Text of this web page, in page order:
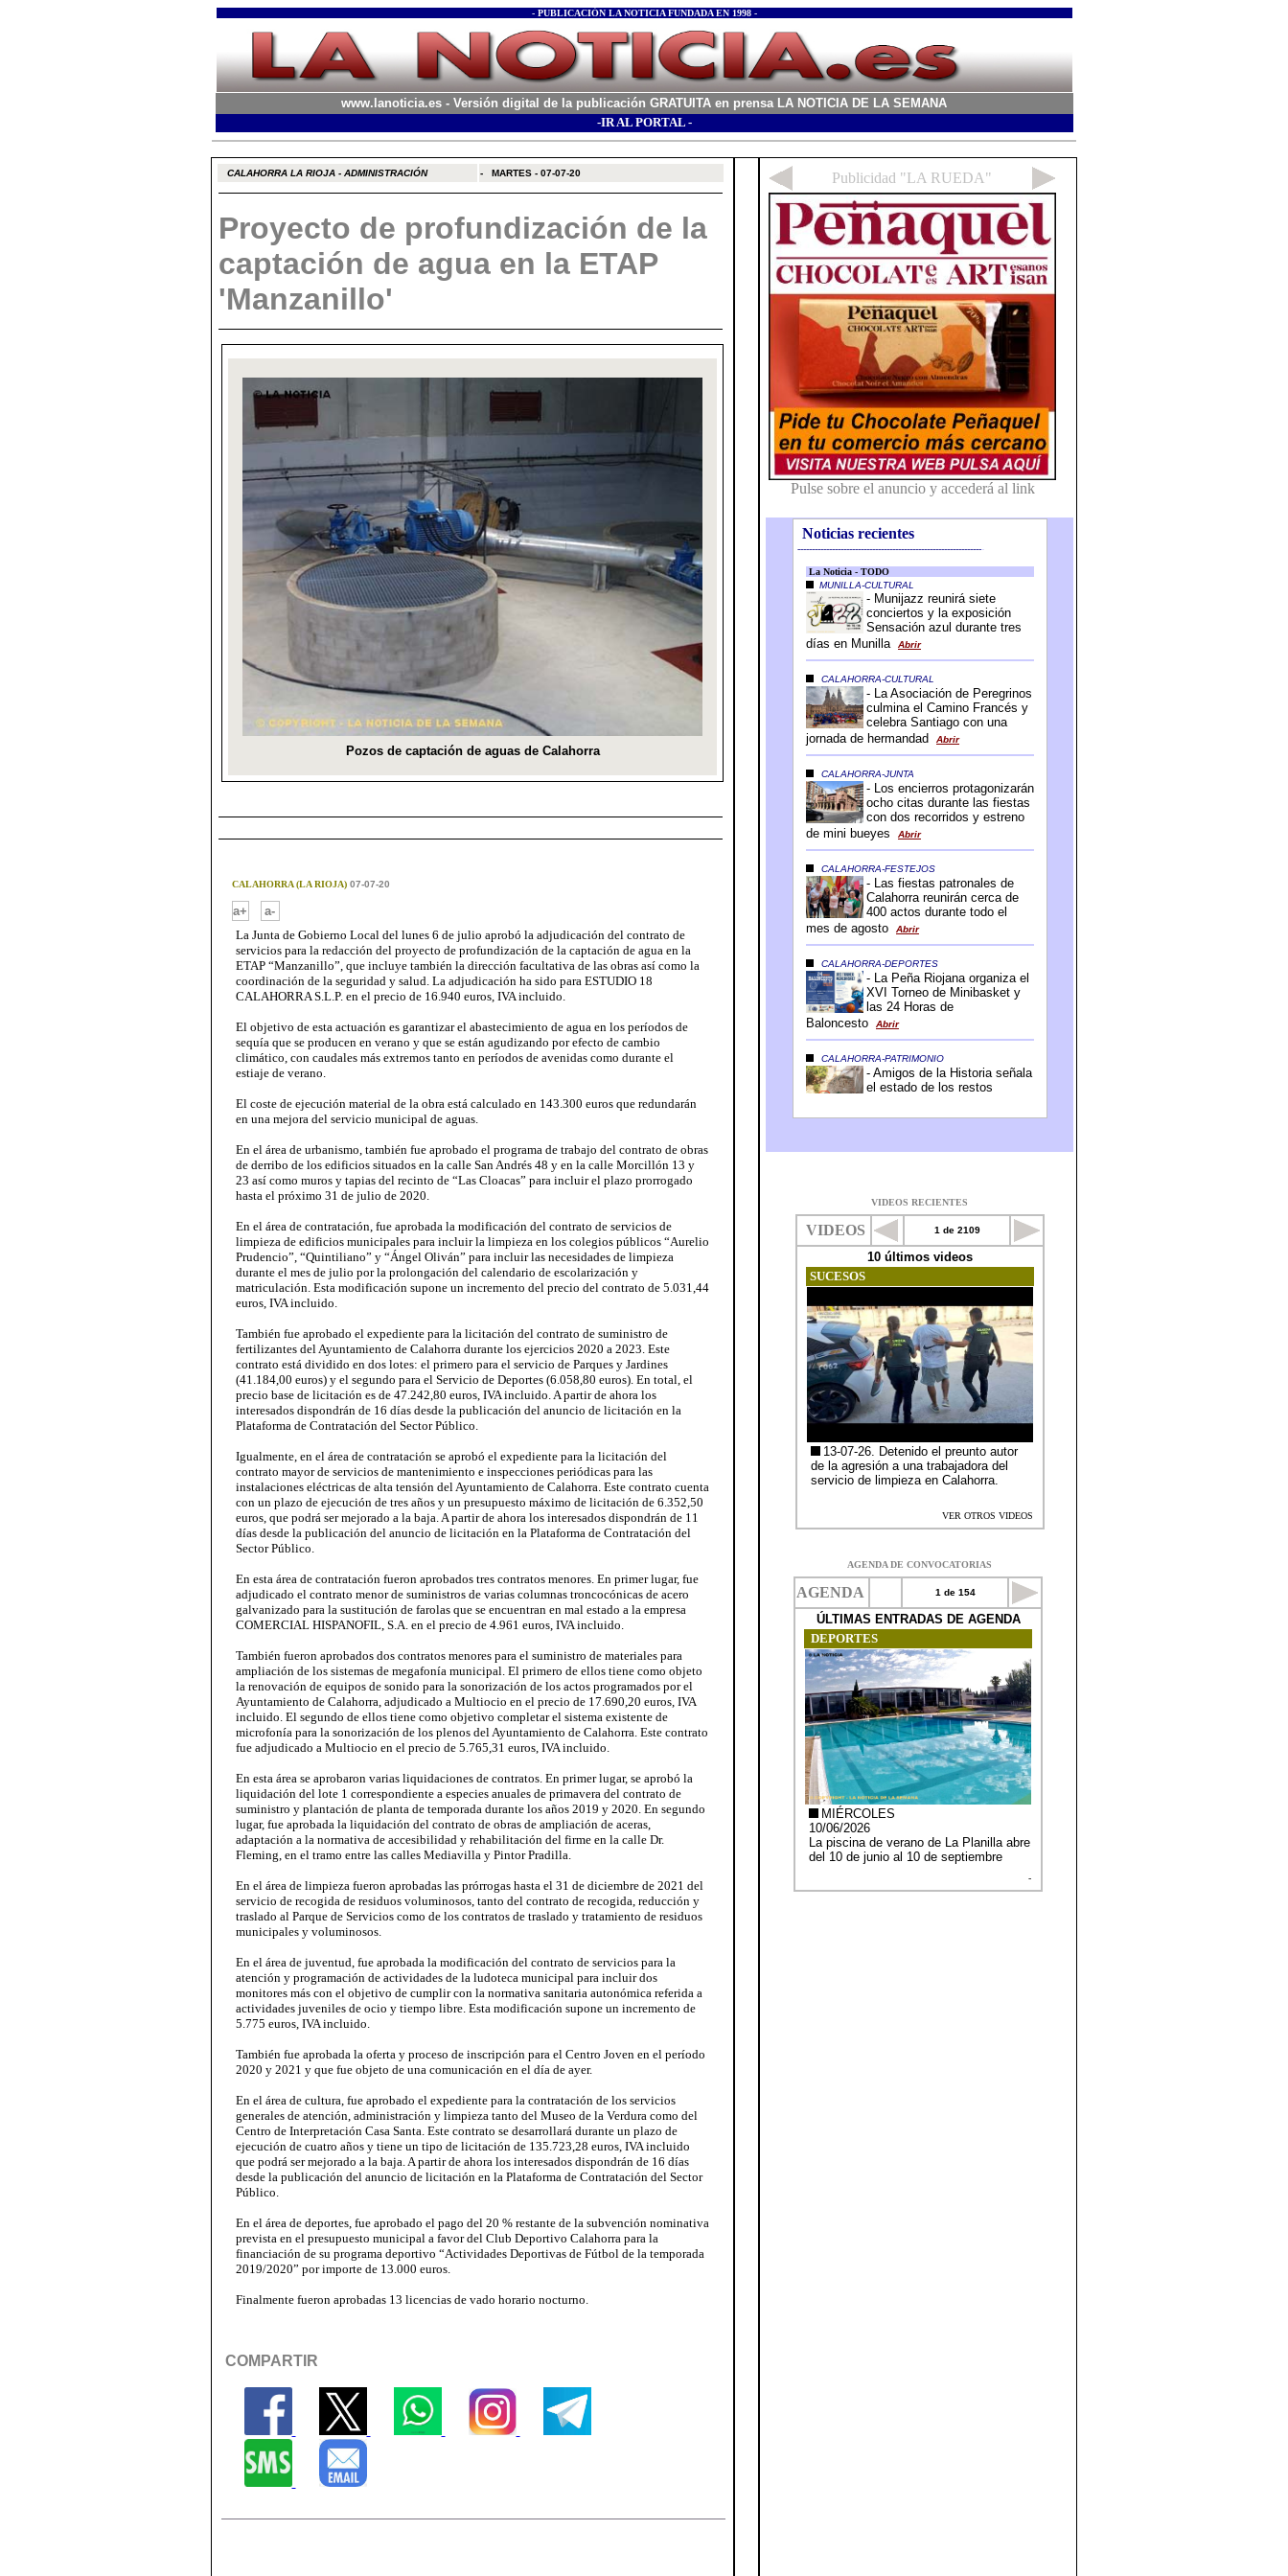
- PUBLICACIÓN LA NOTICIA FUNDADA EN 1998 -
www.lanoticia.es - Versión digital de la publicación GRATUITA en prensa LA NOTICIA DE LA SEMANA
-IR AL PORTAL -
CALAHORRA LA RIOJA - ADMINISTRACIÓN - MARTES - 07-07-20
Proyecto de profundización de la
captación de agua en la ETAP
'Manzanillo'
CALAHORRA (LA RIOJA)07-07-20
a+
a-
La Junta de Gobierno Local del lunes 6 de julio aprobó la adjudicación del contrato de
servicios para la redacción del proyecto de profundización de la captación de agua en la
ETAP “Manzanillo”, que incluye también la dirección facultativa de las obras así como la
coordinación de la seguridad y salud. La adjudicación ha sido para ESTUDIO 18
CALAHORRA S.L.P. en el precio de 16.940 euros, IVA incluido.
El objetivo de esta actuación es garantizar el abastecimiento de agua en los períodos de
sequía que se producen en verano y que se están agudizando por efecto de cambio
climático, con caudales más extremos tanto en períodos de avenidas como durante el
estiaje de verano.
El coste de ejecución material de la obra está calculado en 143.300 euros que redundarán
en una mejora del servicio municipal de aguas.
En el área de urbanismo, también fue aprobado el programa de trabajo del contrato de obras
de derribo de los edificios situados en la calle San Andrés 48 y en la calle Morcillón 13 y
23 así como muros y tapias del recinto de “Las Cloacas” para incluir el plazo prorrogado
hasta el próximo 31 de julio de 2020.
En el área de contratación, fue aprobada la modificación del contrato de servicios de
limpieza de edificios municipales para incluir la limpieza en los colegios públicos “Aurelio
Prudencio”, “Quintiliano” y “Ángel Oliván” para incluir las necesidades de limpieza
durante el mes de julio por la prolongación del calendario de escolarización y
matriculación. Esta modificación supone un incremento del precio del contrato de 5.031,44
euros, IVA incluido.
También fue aprobado el expediente para la licitación del contrato de suministro de
fertilizantes del Ayuntamiento de Calahorra durante los ejercicios 2020 a 2023. Este
contrato está dividido en dos lotes: el primero para el servicio de Parques y Jardines
(41.184,00 euros) y el segundo para el Servicio de Deportes (6.058,80 euros). En total, el
precio base de licitación es de 47.242,80 euros, IVA incluido. A partir de ahora los
interesados dispondrán de 16 días desde la publicación del anuncio de licitación en la
Plataforma de Contratación del Sector Público.
Igualmente, en el área de contratación se aprobó el expediente para la licitación del
contrato mayor de servicios de mantenimiento e inspecciones periódicas para las
instalaciones eléctricas de alta tensión del Ayuntamiento de Calahorra. Este contrato cuenta
con un plazo de ejecución de tres años y un presupuesto máximo de licitación de 6.352,50
euros, que podrá ser mejorado a la baja. A partir de ahora los interesados dispondrán de 11
días desde la publicación del anuncio de licitación en la Plataforma de Contratación del
Sector Público.
En esta área de contratación fueron aprobados tres contratos menores. En primer lugar, fue
adjudicado el contrato menor de suministros de varias columnas troncocónicas de acero
galvanizado para la sustitución de farolas que se encuentran en mal estado a la empresa
COMERCIAL HISPANOFIL, S.A. en el precio de 4.961 euros, IVA incluido.
También fueron aprobados dos contratos menores para el suministro de materiales para
ampliación de los sistemas de megafonía municipal. El primero de ellos tiene como objeto
la renovación de equipos de sonido para la sonorización de los actos programados por el
Ayuntamiento de Calahorra, adjudicado a Multiocio en el precio de 17.690,20 euros, IVA
incluido. El segundo de ellos tiene como objetivo completar el sistema existente de
microfonía para la sonorización de los plenos del Ayuntamiento de Calahorra. Este contrato
fue adjudicado a Multiocio en el precio de 5.765,31 euros, IVA incluido.
En esta área se aprobaron varias liquidaciones de contratos. En primer lugar, se aprobó la
liquidación del lote 1 correspondiente a especies anuales de primavera del contrato de
suministro y plantación de planta de temporada durante los años 2019 y 2020. En segundo
lugar, fue aprobada la liquidación del contrato de obras de ampliación de aceras,
adaptación a la normativa de accesibilidad y rehabilitación del firme en la calle Dr.
Fleming, en el tramo entre las calles Mediavilla y Pintor Pradilla.
En el área de limpieza fueron aprobadas las prórrogas hasta el 31 de diciembre de 2021 del
servicio de recogida de residuos voluminosos, tanto del contrato de recogida, reducción y
traslado al Parque de Servicios como de los contratos de traslado y tratamiento de residuos
municipales y voluminosos.
En el área de juventud, fue aprobada la modificación del contrato de servicios para la
atención y programación de actividades de la ludoteca municipal para incluir dos
monitores más con el objetivo de cumplir con la normativa sanitaria autonómica referida a
actividades juveniles de ocio y tiempo libre. Esta modificación supone un incremento de
5.775 euros, IVA incluido.
También fue aprobada la oferta y proceso de inscripción para el Centro Joven en el período
2020 y 2021 y que fue objeto de una comunicación en el día de ayer.
En el área de cultura, fue aprobado el expediente para la contratación de los servicios
generales de atención, administración y limpieza tanto del Museo de la Verdura como del
Centro de Interpretación Casa Santa. Este contrato se desarrollará durante un plazo de
ejecución de cuatro años y tiene un tipo de licitación de 135.723,28 euros, IVA incluido
que podrá ser mejorado a la baja. A partir de ahora los interesados dispondrán de 16 días
desde la publicación del anuncio de licitación en la Plataforma de Contratación del Sector
Público.
En el área de deportes, fue aprobado el pago del 20 % restante de la subvención nominativa
prevista en el presupuesto municipal a favor del Club Deportivo Calahorra para la
financiación de su programa deportivo “Actividades Deportivas de Fútbol de la temporada
2019/2020” por importe de 13.000 euros.
Finalmente fueron aprobadas 13 licencias de vado horario nocturno.
COMPARTIR
Noticias recientes
-----------------------------------------------------------------
VIDEOS RECIENTES
AGENDA DE CONVOCATORIAS